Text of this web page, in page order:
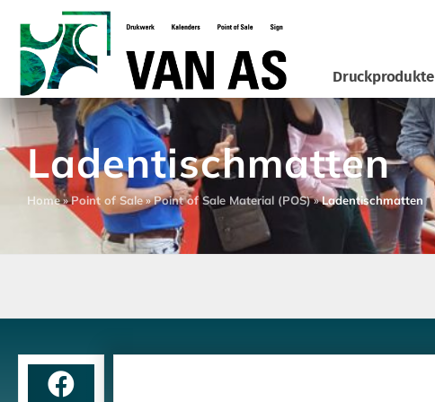
Druckprodukte
Ladentischmatten
Home»Point of Sale»Point of Sale Material (POS)»Ladentischmatten